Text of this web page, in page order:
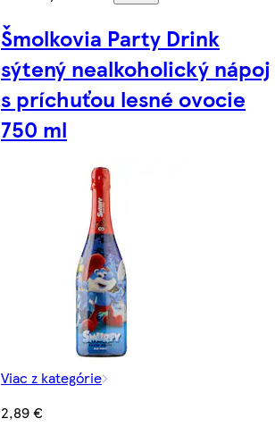
Šmolkovia Party Drink
sýtený nealkoholický nápoj
s príchuťou lesné ovocie
750 ml
Viac z kategórie
2,89 €